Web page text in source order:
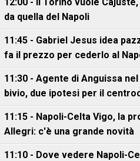
da quella del Napoli
11:45 - Gabriel Jesus idea
fa il prezzo per cederlo al
11:30 - Agente di Anguissa
bivio, due ipotesi per il
11:15 - Napoli-Celta Vigo, la
Allegri: c'è una grande novità
11:10 - Dove vedere Napoli-